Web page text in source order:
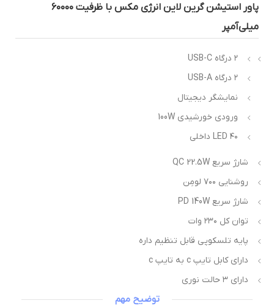
پاور استیشن گرین لاین انرژی مکس با ظرفیت ۶۰۰۰۰
نمایشگر دیجیتال
ورودی خورشیدی 100W
۴۰ LED داخلی
شارژ سریع QC 22.5W
روشنایی ۷۰۰ لومِن
شارژ سریع PD 140W
توان کل ۲۳۰ وات
پایه تلسکوپی قابل تنظیم داره
دارای کابل تایپ c به تایپ c
دارای ۳ حالت نوری
توضیح مهم